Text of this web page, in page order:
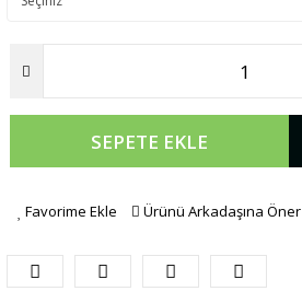
SEPETE EKLE
Favorime Ekle Ürünü Arkadaşına Öner